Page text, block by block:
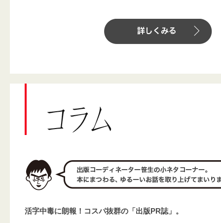
活字中毒に朗報！コスパ抜群の「出版PR誌」。